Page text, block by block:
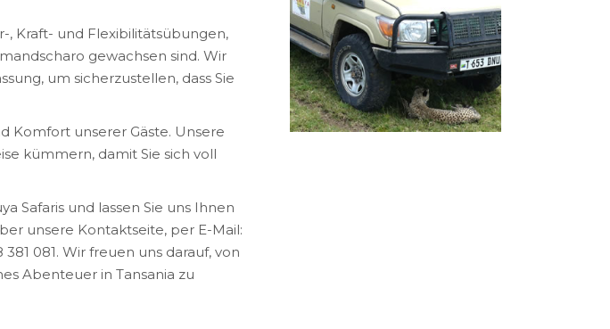
, Kraft- und Flexibilitätsübungen,
gewachsen sind. Wir
um sicherzustellen, dass Sie
Komfort unserer Gäste. Unsere
kümmern, damit Sie sich voll
Safaris und lassen Sie uns Ihnen
unsere Kontaktseite, per E-Mail:
081. Wir freuen uns darauf, von
Abenteuer in Tansania zu